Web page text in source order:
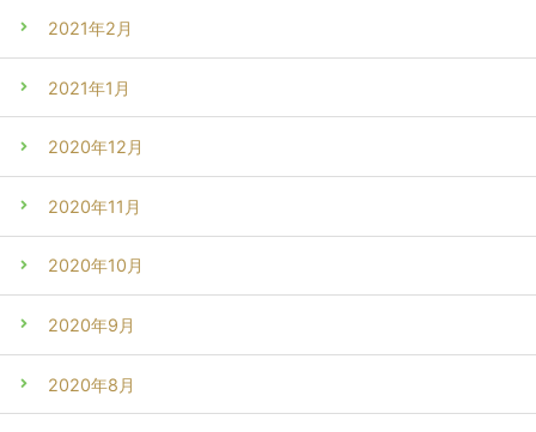
2021年2月
2021年1月
2020年12月
2020年11月
2020年10月
2020年9月
2020年8月